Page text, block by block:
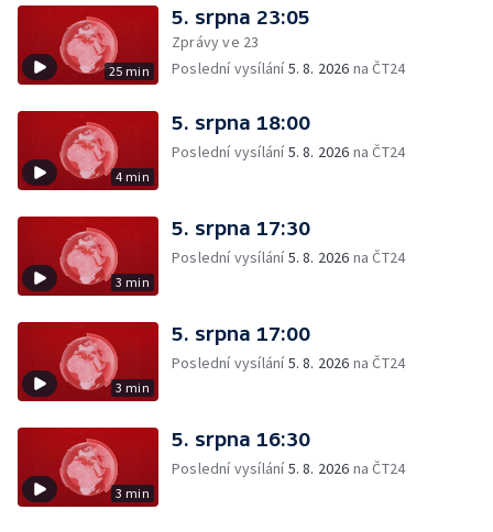
25 min
5. srpna 23:05
Zprávy ve 23
Poslední vysílání5. 8. 2026 na ČT24
4 min
5. srpna 18:00
Poslední vysílání5. 8. 2026 na ČT24
3 min
5. srpna 17:30
Poslední vysílání5. 8. 2026 na ČT24
3 min
5. srpna 17:00
Poslední vysílání5. 8. 2026 na ČT24
3 min
5. srpna 16:30
Poslední vysílání5. 8. 2026 na ČT24